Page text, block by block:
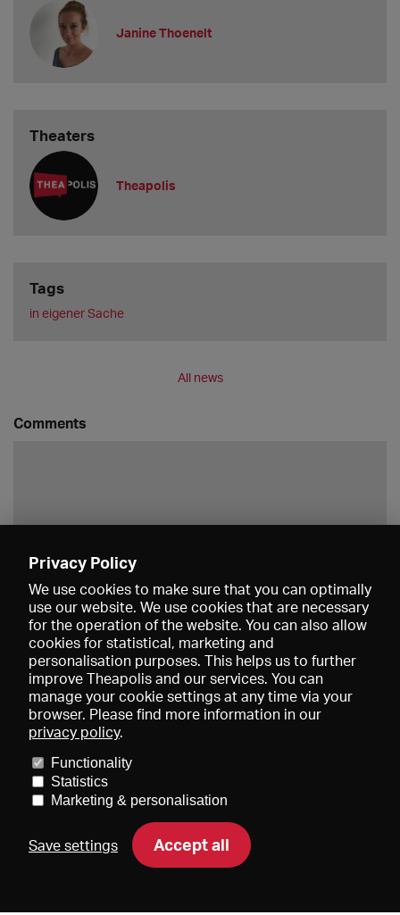
Janine Thoenelt
Theaters
Theapolis
Tags
in eigener Sache
All news
Comments
About us
Imprint
DE EN FR
Privacy Policy
We use cookies to make sure that you can optimally
use our website. We use cookies that are necessary
for the operation of the website. You can also allow
cookies for statistical, marketing and
personalisation purposes. This helps us to further
improve Theapolis and our services. You can
manage your cookie settings at any time via your
browser. Please find more information in our
privacy policy.
Functionality
Statistics
Marketing & personalisation
Save settings Accept all